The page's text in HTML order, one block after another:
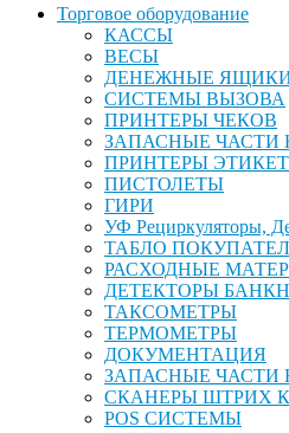
Торговое оборудование
КАССЫ
ВЕСЫ
ДЕНЕЖНЫЕ
СИСТЕМЫ ВЫЗОВА
ПРИНТЕРЫ ЧЕКОВ
ЗАПАСНЫЕ ЧАСТИ
ПРИНТЕРЫ
ПИСТОЛЕТЫ
ГИРИ
УФ Рециркуляторы,
ТАБЛО
РАСХОДНЫЕ
ДЕТЕКТОРЫ
ТАКСОМЕТРЫ
ТЕРМОМЕТРЫ
ДОКУМЕНТАЦИЯ
ЗАПАСНЫЕ ЧАСТИ
СКАНЕРЫ ШТРИХ
POS СИСТЕМЫ